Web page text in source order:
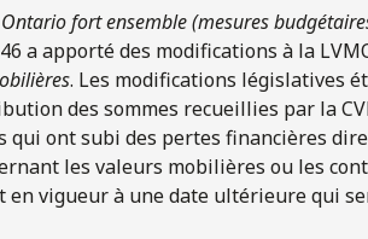
fort ensemble (mesures
a apporté des modifications à la
. Les modifications législatives
des sommes recueillies par la
qui ont subi des pertes financières
les valeurs mobilières ou les
en vigueur à une date ultérieure qui